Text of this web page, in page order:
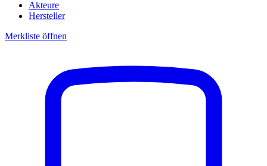
Akteure
Hersteller
Merkliste öffnen